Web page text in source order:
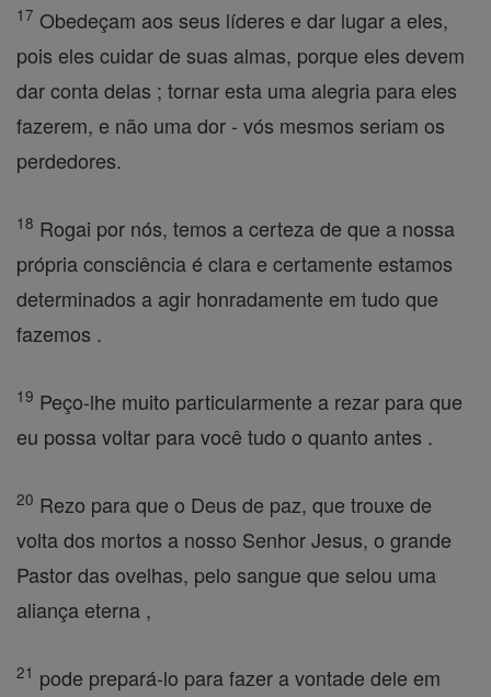
17 Obedeçam aos seus líderes e dar lugar a eles,
pois eles cuidar de suas almas, porque eles devem
dar conta delas ; tornar esta uma alegria para eles
fazerem, e não uma dor - vós mesmos seriam os
perdedores.
18 Rogai por nós, temos a certeza de que a nossa
própria consciência é clara e certamente estamos
determinados a agir honradamente em tudo que
fazemos .
19 Peço-lhe muito particularmente a rezar para que
eu possa voltar para você tudo o quanto antes .
20 Rezo para que o Deus de paz, que trouxe de
volta dos mortos a nosso Senhor Jesus, o grande
Pastor das ovelhas, pelo sangue que selou uma
aliança eterna ,
21 pode prepará-lo para fazer a vontade dele em